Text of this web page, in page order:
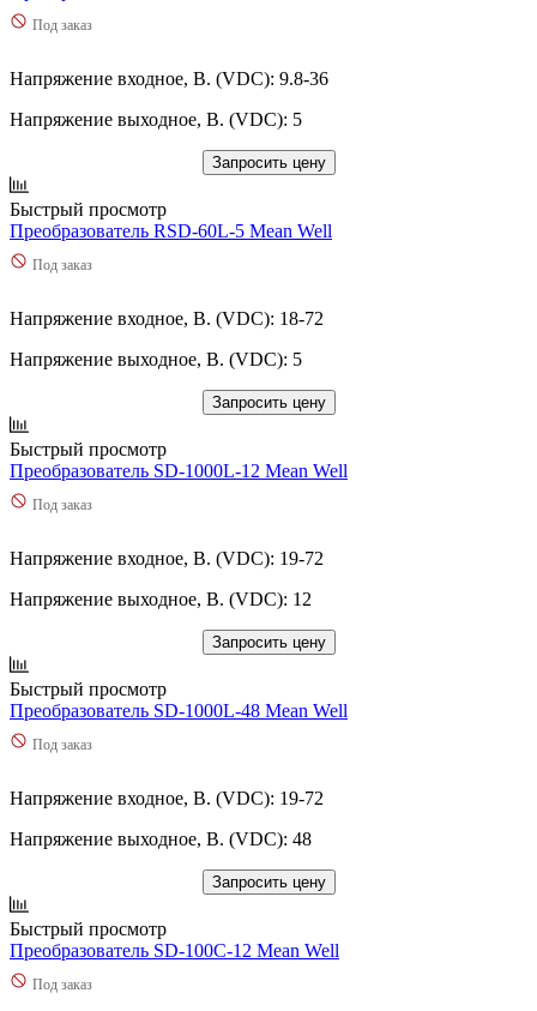
Под заказ
Напряжение входное, В. (VDC): 9.8-36
Напряжение выходное, В. (VDC): 5
Запросить цену
Быстрый просмотр
Преобразователь RSD-60L-5 Mean Well
Под заказ
Напряжение входное, В. (VDC): 18-72
Напряжение выходное, В. (VDC): 5
Запросить цену
Быстрый просмотр
Преобразователь SD-1000L-12 Mean Well
Под заказ
Напряжение входное, В. (VDC): 19-72
Напряжение выходное, В. (VDC): 12
Запросить цену
Быстрый просмотр
Преобразователь SD-1000L-48 Mean Well
Под заказ
Напряжение входное, В. (VDC): 19-72
Напряжение выходное, В. (VDC): 48
Запросить цену
Быстрый просмотр
Преобразователь SD-100C-12 Mean Well
Под заказ